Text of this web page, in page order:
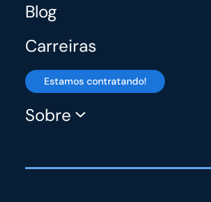
Blog
Carreiras
Estamos contratando!
Sobre